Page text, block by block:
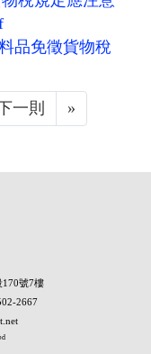
品免徵貨物稅
一則 »
170號7樓
2667